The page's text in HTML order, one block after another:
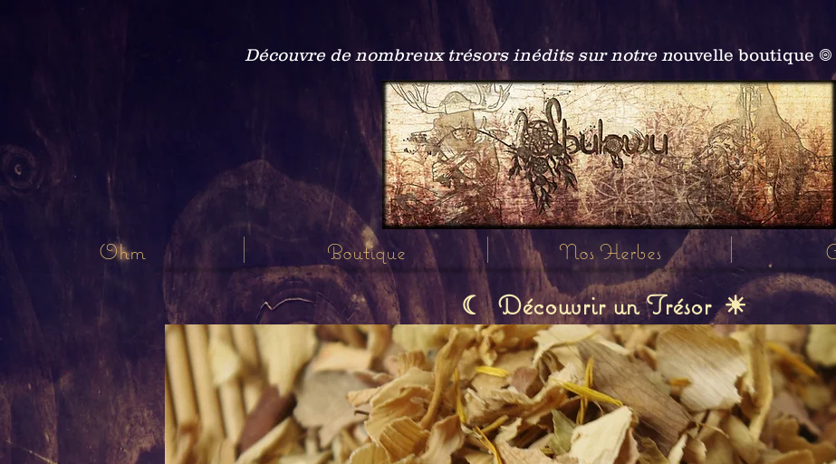
Découvre de nombreux trésors inédits sur notre nouvelle boutique 𖣠
Ohm Boutique Nos Herbes
☾Découvrir un Trésor ☀